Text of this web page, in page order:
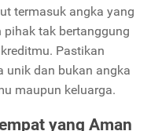
termasuk angka yang
tak bertanggung
Pastikan
unik dan bukan angka
maupun keluarga.
yang Aman